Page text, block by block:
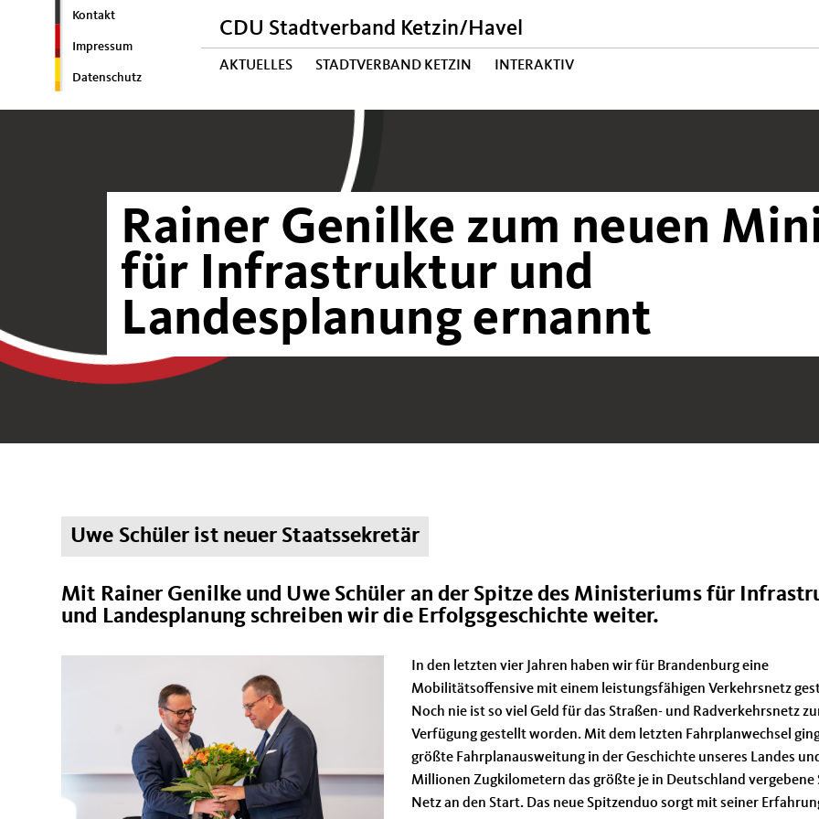
Kontakt
Impressum
Datenschutz
CDU Stadtverband Ketzin/Havel
AKTUELLES STADTVERBAND KETZIN INTERAKTIV
Rainer Genilke zum neuen
für Infrastruktur und
Landesplanung ernannt
Uwe Schüler ist neuer Staatssekretär
Mit Rainer Genilke und Uwe Schüler an der Spitze des Ministeriums für
und Landesplanung schreiben wir die Erfolgsgeschichte weiter.
In den letzten vier Jahren haben wir für Brandenburg eine
Mobilitätsoffensive mit einem leistungsfähigen Verkehrsnetz
Noch nie ist so viel Geld für das Straßen- und Radverkehrsnetz
Verfügung gestellt worden. Mit dem letzten Fahrplanwechsel
größte Fahrplanausweitung in der Geschichte unseres Landes
Millionen Zugkilometern das größte je in Deutschland vergebene
Netz an den Start. Das neue Spitzenduo sorgt mit seiner